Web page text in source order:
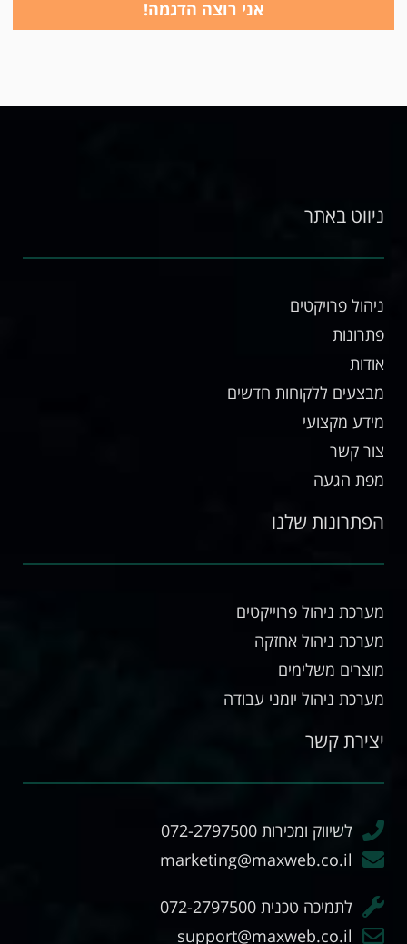
ניווט באתר
ניהול פרויקטים
פתרונות
אודות
מבצעים ללקוחות חדשים
מידע מקצועי
צור קשר
מפת הגעה
הפתרונות שלנו
מערכת ניהול פרוייקטים
מערכת ניהול אחזקה
מוצרים משלימים
מערכת ניהול יומני עבודה
יצירת קשר
לשיווק ומכירות 072-2797500
marketing@maxweb.co.il
לתמיכה טכנית 072-2797500
support@maxweb.co.il